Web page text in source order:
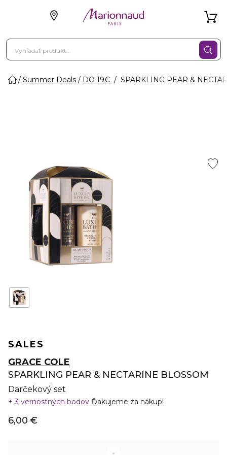
Summer Deals DO 19€ SPARKLING PEAR &
SALES
GRACE COLE
SPARKLING PEAR & NECTARINE BLOSSOM
Darčekový set
3 vernostných bodov Ďakujeme za nákup!
6,00 €